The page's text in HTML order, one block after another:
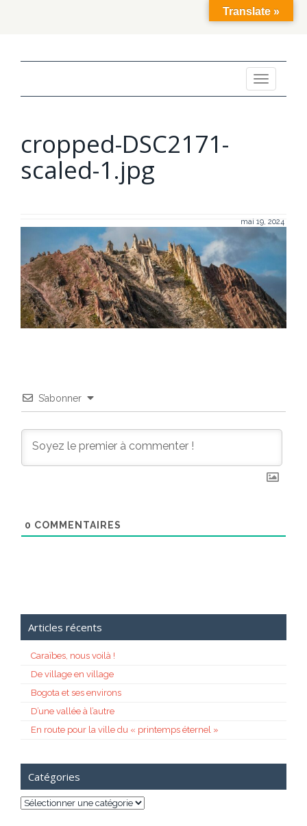
Toggle
navigation
cropped-DSC2171-
scaled-1.jpg
mai 19, 2024
S’abonner
0 COMMENTAIRES
Articles récents
Caraïbes, nous voilà !
De village en village
Bogota et ses environs
D’une vallée à l’autre
En route pour la ville du « printemps éternel »
Catégories
Catégories
Translate »